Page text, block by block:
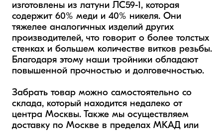
изготовлены из латуни ЛС59-1, которая
содержит 60% меди и 40% никеля. Они
тяжелее аналогичных изделий других
производителей, что говорит о более толстых
стенках и большем количестве витков резьбы.
Благодаря этому наши тройники обладают
повышенной прочностью и долговечностью.
Забрать товар можно самостоятельно со
склада, который находится недалеко от
центра Москвы. Также мы осуществляем
доставку по Москве в пределах МКАД или